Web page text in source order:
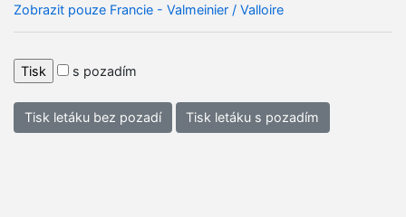
Zobrazit pouze Francie - Valmeinier / Valloire
s pozadím
Tisk letáku bez pozadí Tisk letáku s pozadím